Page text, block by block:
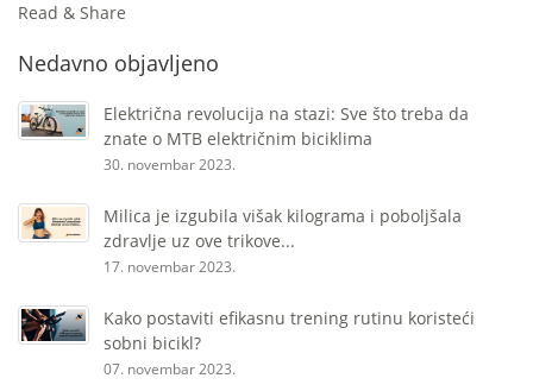
Read & Share
Nedavno objavljeno
Električna revolucija na stazi: Sve što treba da
znate o MTB električnim biciklima
30. novembar 2023.
Milica je izgubila višak kilograma i poboljšala
zdravlje uz ove trikove...
17. novembar 2023.
Kako postaviti efikasnu trening rutinu koristeći
sobni bicikl?
07. novembar 2023.